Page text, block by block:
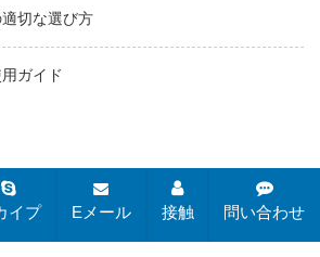
切な選び方
ガイド
Changzhou Zuoan Electronics
イプ Eメール 接触 問い合わせ